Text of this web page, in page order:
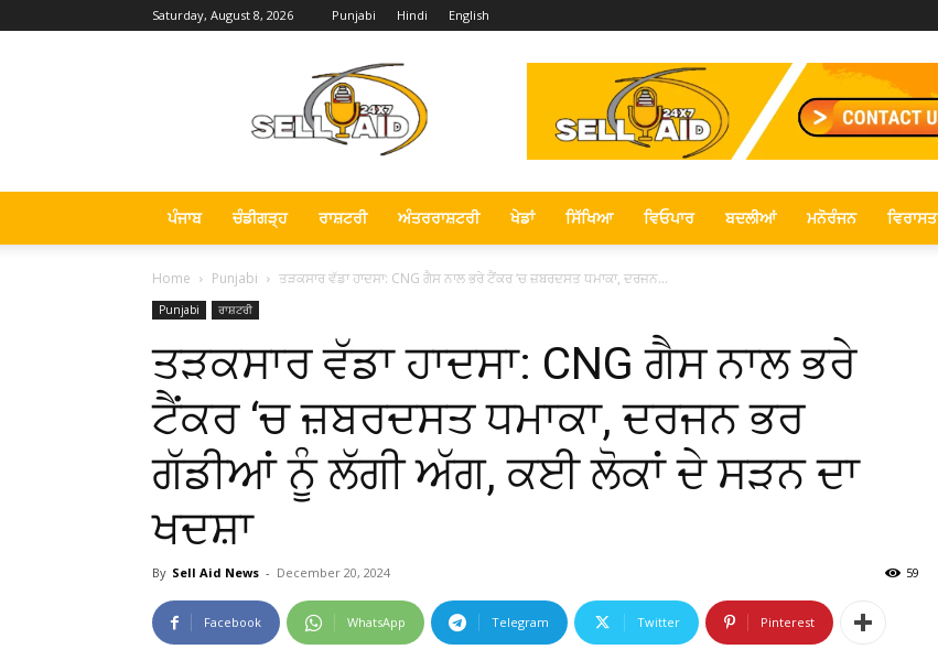
Saturday, August 8, 2026 Punjabi Hindi English
Sell
Aid
News
ਪੰਜਾਬ ਚੰਡੀਗੜ੍ਹ ਰਾਸ਼ਟਰੀ ਅੰਤਰਰਾਸ਼ਟਰੀ ਖੇਡਾਂ ਸਿੱਖਿਆ ਵਿਓਪਾਰ ਬਦਲੀਆਂ ਮਨੋਰੰਜਨ ਵਿਰਾਸਤ
Home Punjabi ਤੜਕਸਾਰ ਵੱਡਾ ਹਾਦਸਾ: CNG ਗੈਸ ਨਾਲ ਭਰੇ ਟੈਂਕਰ ‘ਚ ਜ਼ਬਰਦਸਤ ਧਮਾਕਾ, ਦਰਜਨ...
Punjabi ਰਾਸ਼ਟਰੀ
ਤੜਕਸਾਰ ਵੱਡਾ ਹਾਦਸਾ: CNG ਗੈਸ ਨਾਲ ਭਰੇ
ਟੈਂਕਰ ‘ਚ ਜ਼ਬਰਦਸਤ ਧਮਾਕਾ, ਦਰਜਨ ਭਰ
ਗੱਡੀਆਂ ਨੂੰ ਲੱਗੀ ਅੱਗ, ਕਈ ਲੋਕਾਂ ਦੇ ਸੜਨ ਦਾ
ਖਦਸ਼ਾ
By Sell Aid News - December 20, 2024 59
Facebook WhatsApp Telegram Twitter Pinterest